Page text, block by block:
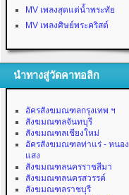
MV เพลงสุดแต่น้ำพระทัย
MV เพลงศิษย์พระคริสต์
นำทางสู่วัดคาทอลิก
อัครสังฆมณฑลกรุงเทพ ฯ
สังฆมณฑลจันทบุรี
สังฆมณฑลเชียงใหม่
อัครสังฆมณฑลท่าแร่ - หนอง
แสง
สังฆมณฑลนครราชสีมา
สังฆมณฑลนครสวรรค์
สังฆมณฑลราชบุรี